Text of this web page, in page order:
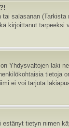
salasanan
kirjoittanut
Yhdysvaltojen laki
ei voi tarjota
tietyn nimen